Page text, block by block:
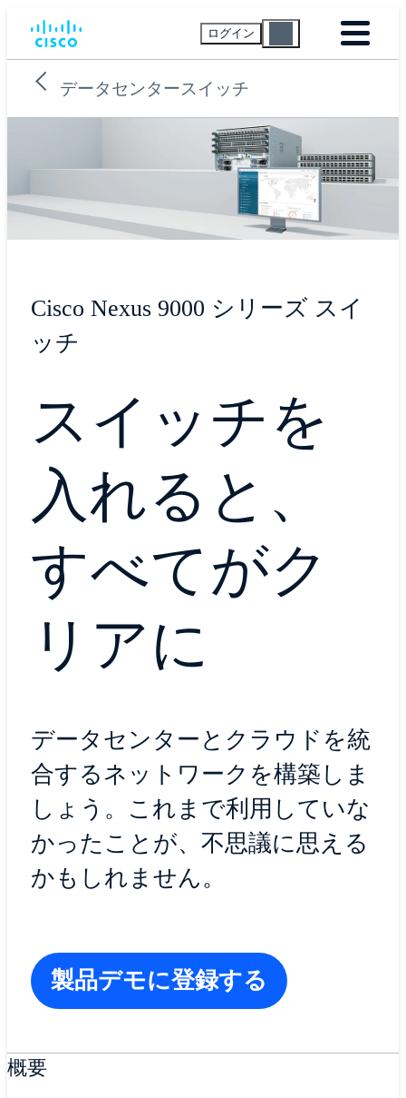
ログイン
データセンタースイッチ
Cisco Nexus 9000 シリーズ スイ
ッチ
スイッチを
入れると、
すべてがク
リアに
データセンターとクラウドを統
合するネットワークを構築しま
しょう。これまで利用していな
かったことが、不思議に思える
かもしれません。
製品デモに登録する
概要